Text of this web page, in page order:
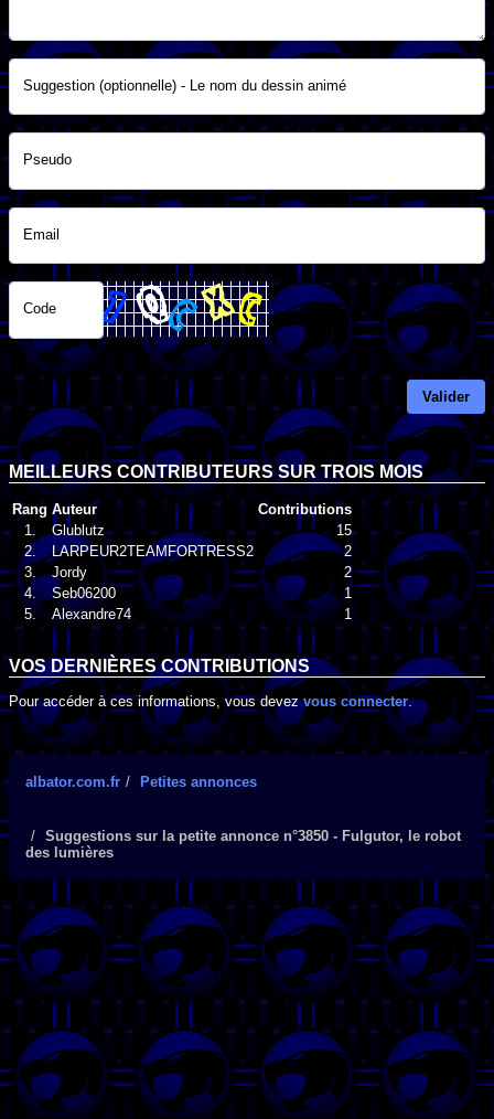
Suggestion (optionnelle) - Le nom du dessin animé
Pseudo
Email
Code
Valider
MEILLEURS CONTRIBUTEURS SUR TROIS MOIS
Rang Auteur
Contributions
1.
Glublutz
15
2.
LARPEUR2TEAMFORTRESS2
2
3.
Jordy
2
4.
Seb06200
1
5.
Alexandre74 1
VOS DERNIÈRES CONTRIBUTIONS
Pour accéder à ces informations, vous devezvous connecter.
albator.com.fr Petites annonces
Suggestions sur la petite annonce n°3850 - Fulgutor, le robot
des lumières